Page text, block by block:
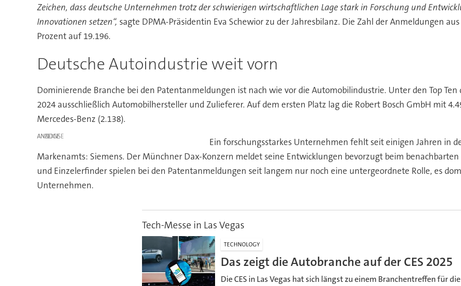
Zeichen, dass deutsche Unternehmen trotz der schwierigen wirtschaftlichen Lage stark in Forschung und
Innovationen setzen“, sagte DPMA-Präsidentin Eva Schewior zu der Jahresbilanz. Die Zahl der Anmeldungen
Prozent auf 19.196.
Deutsche Autoindustrie weit vorn
Dominierende Branche bei den Patentanmeldungen ist nach wie vor die Automobilindustrie. Unter den Top
2024 ausschließlich Automobilhersteller und Zulieferer. Auf dem ersten Platz lag die Robert Bosch GmbH mit
Mercedes-Benz (2.138).
ANZEIGE
Ein forschungsstarkes Unternehmen fehlt seit einigen Jahren in
Markenamts: Siemens. Der Münchner Dax-Konzern meldet seine Entwicklungen bevorzugt beim
und Einzelerfinder spielen bei den Patentanmeldungen seit langem nur noch eine untergeordnete Rolle, es
Unternehmen.
Tech-Messe in Las Vegas
TECHNOLOGY
Das zeigt die Autobranche auf der CES 2025
Die CES in Las Vegas hat sich längst zu einem Branchentreffen für